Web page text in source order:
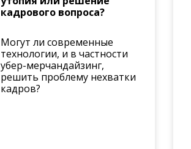
кадрового вопроса?
Могут ли современные
технологии, и в частности
убер-мерчандайзинг,
решить проблему нехватки
кадров?